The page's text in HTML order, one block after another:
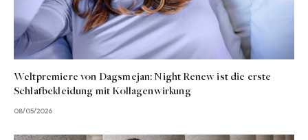
Weltpremiere von Dagsmejan: Night Renew ist die erste
Schlafbekleidung mit Kollagenwirkung
08/05/2026